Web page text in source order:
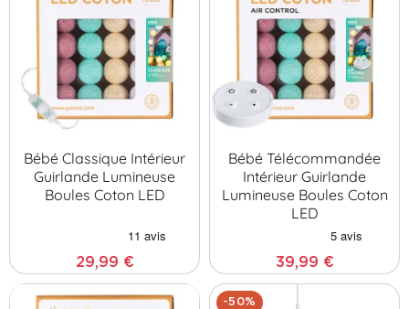
Bébé Classique Intérieur
Guirlande Lumineuse
Boules Coton LED
29,99 €
Bébé Télécommandée
Intérieur Guirlande
Lumineuse Boules Coton
LED
39,99 €
-50%